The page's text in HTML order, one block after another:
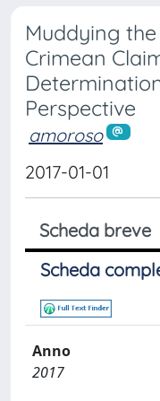
Muddying the
Crimean
Perspective
amoroso
2017-01-01
Scheda breve
Scheda
Anno
2017